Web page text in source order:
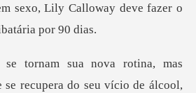
Calloway deve fazer o
de álcool,